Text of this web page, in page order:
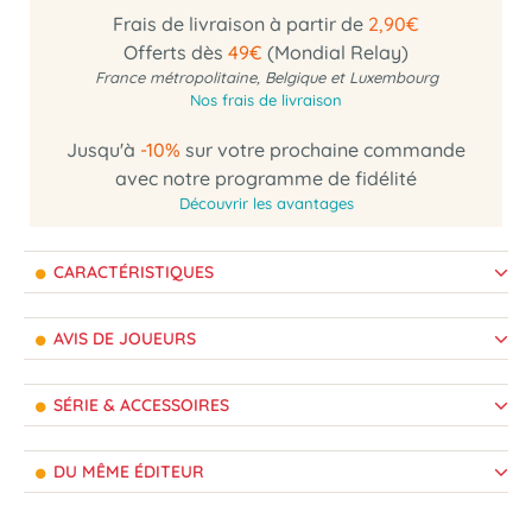
Frais de livraison à partir de 2,90€
Offerts dès 49€ (Mondial Relay)
France métropolitaine, Belgique et Luxembourg
Nos frais de livraison
Jusqu'à -10% sur votre prochaine commande
avec notre programme de fidélité
Découvrir les avantages
CARACTÉRISTIQUES
AVIS DE JOUEURS
SÉRIE & ACCESSOIRES
DU MÊME ÉDITEUR